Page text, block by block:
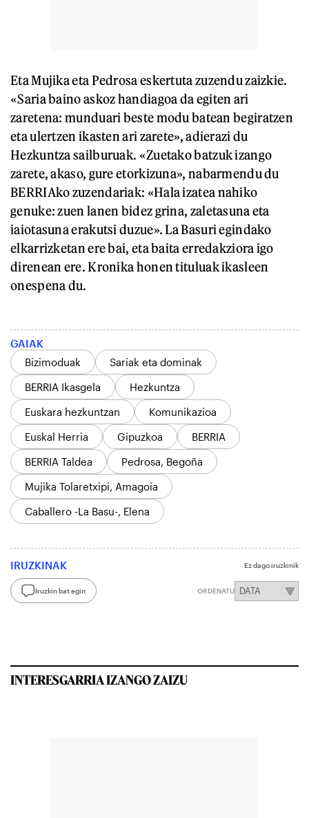
Eta Mujika eta Pedrosa eskertuta zuzendu zaizkie.
«Saria baino askoz handiagoa da egiten ari
zaretena: munduari beste modu batean begiratzen
eta ulertzen ikasten ari zarete», adierazi du
Hezkuntza sailburuak. «Zuetako batzuk izango
zarete, akaso, gure etorkizuna», nabarmendu du
BERRIAko zuzendariak: «Hala izatea nahiko
genuke: zuen lanen bidez grina, zaletasuna eta
iaiotasuna erakutsi duzue». La Basuri egindako
elkarrizketan ere bai, eta baita erredakziora igo
direnean ere. Kronika honen tituluak ikasleen
onespena du.
GAIAK
Bizimoduak
Sariak eta dominak
BERRIA Ikasgela
Hezkuntza
Euskara hezkuntzan
Komunikazioa
Euskal Herria
Gipuzkoa
BERRIA
BERRIA Taldea
Pedrosa, Begoña
Mujika Tolaretxipi, Amagoia
Caballero -La Basu-, Elena
IRUZKINAK Ez dago iruzkinik
Iruzkin bat egin ORDENATU
INTERESGARRIA IZANGO ZAIZU